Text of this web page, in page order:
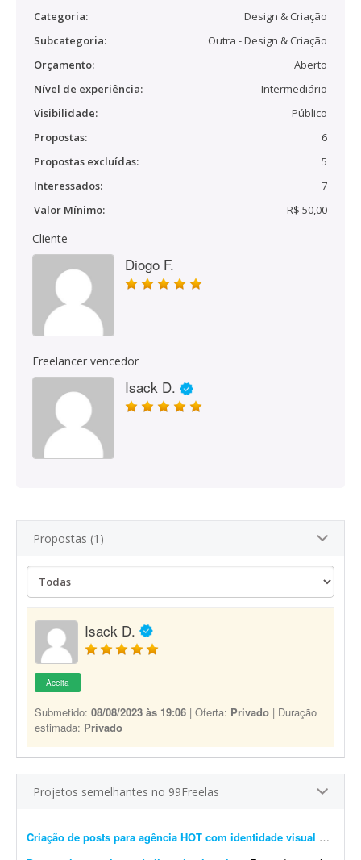
Categoria:
Design & Criação
Subcategoria:
Outra - Design & Criação
Orçamento:
Aberto
Nível de experiência:
Intermediário
Visibilidade:
Público
Propostas:
6
Propostas excluídas:
5
Interessados:
7
Valor Mínimo:
R$ 50,00
Cliente
Diogo F.
Freelancer vencedor
Isack D.
Propostas (1)
Isack D.
Aceita
Submetido: 08/08/2023 às 19:06 | Oferta: Privado | Duração
estimada: Privado
Projetos semelhantes no 99Freelas
Criação de posts para agência HOT com identidade visual definida